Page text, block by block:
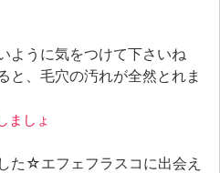
ように気をつけて下さいね
と、毛穴の汚れが全然とれま
ましょ
た☆エフェフラスコに出会え